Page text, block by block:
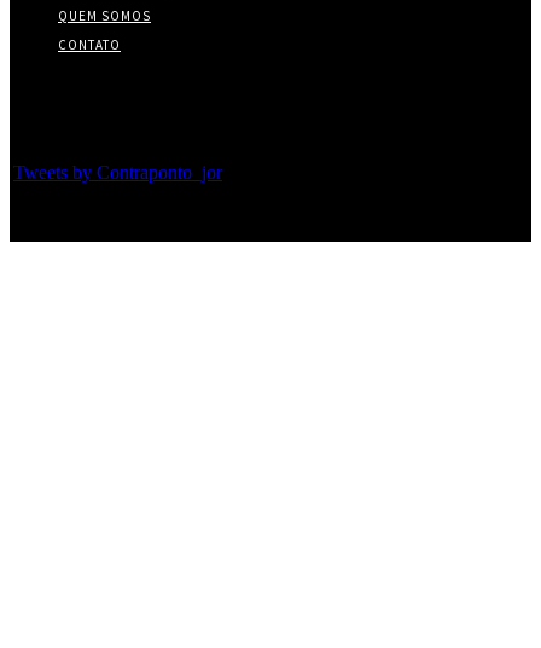
QUEM SOMOS
CONTATO
Tweets by Contraponto_jor